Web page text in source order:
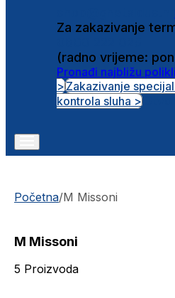
Za zakazivanje
(radno vrijeme:
Pronađi najbližu
>Zakazivanje
kontrola sluha >
Početna/M Missoni
M Missoni
5 Proizvoda